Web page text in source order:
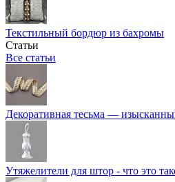
Текстильный бордюр из бахромы
Статьи
Все статьи
Декоративная тесьма —
Утяжелители для штор - что это